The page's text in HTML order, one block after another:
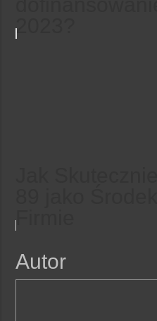
2023?
Firmie
Autor